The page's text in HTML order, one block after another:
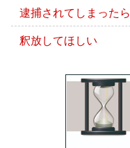
逮捕されてしまったら
釈放してほしい